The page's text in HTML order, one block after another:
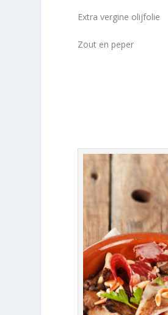
Extra vergine olijfolie
Zout en peper